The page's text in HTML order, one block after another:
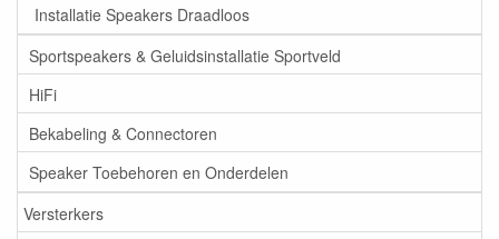
Installatie Speakers Draadloos
Sportspeakers & Geluidsinstallatie Sportveld
HiFi
Bekabeling & Connectoren
Speaker Toebehoren en Onderdelen
Versterkers